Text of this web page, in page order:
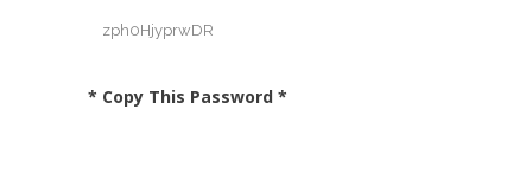
* Copy This Password *